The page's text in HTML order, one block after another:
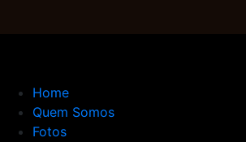
Home
Quem Somos
Fotos